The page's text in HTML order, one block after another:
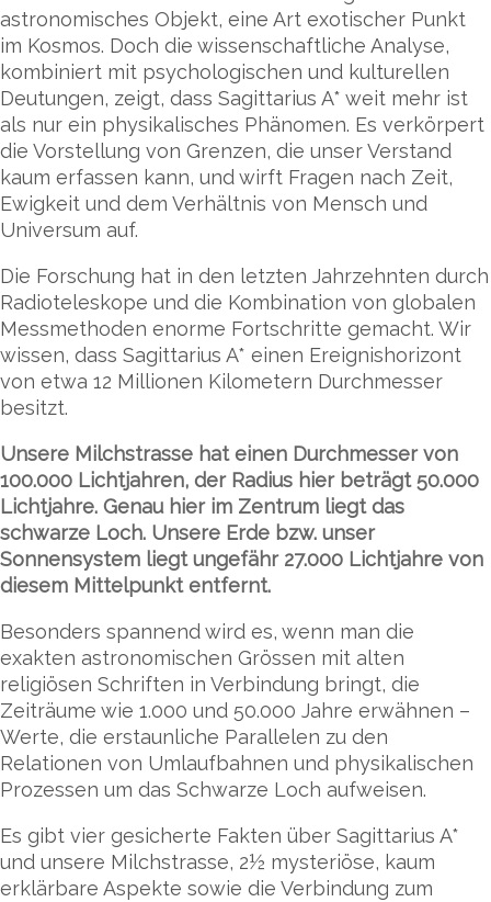
astronomisches Objekt, eine Art exotischer Punkt
im Kosmos. Doch die wissenschaftliche Analyse,
kombiniert mit psychologischen und kulturellen
Deutungen, zeigt, dass Sagittarius A* weit mehr ist
als nur ein physikalisches Phänomen. Es verkörpert
die Vorstellung von Grenzen, die unser Verstand
kaum erfassen kann, und wirft Fragen nach Zeit,
Ewigkeit und dem Verhältnis von Mensch und
Universum auf.
Die Forschung hat in den letzten Jahrzehnten durch
Radioteleskope und die Kombination von globalen
Messmethoden enorme Fortschritte gemacht. Wir
wissen, dass Sagittarius A* einen Ereignishorizont
von etwa 12 Millionen Kilometern Durchmesser
besitzt.
Unsere Milchstrasse hat einen Durchmesser von
100.000 Lichtjahren, der Radius hier beträgt 50.000
Lichtjahre. Genau hier im Zentrum liegt das
schwarze Loch. Unsere Erde bzw. unser
Sonnensystem liegt ungefähr 27.000 Lichtjahre von
diesem Mittelpunkt entfernt.
Besonders spannend wird es, wenn man die
exakten astronomischen Grössen mit alten
religiösen Schriften in Verbindung bringt, die
Zeiträume wie 1.000 und 50.000 Jahre erwähnen –
Werte, die erstaunliche Parallelen zu den
Relationen von Umlaufbahnen und physikalischen
Prozessen um das Schwarze Loch aufweisen.
Es gibt vier gesicherte Fakten über Sagittarius A*
und unsere Milchstrasse, 2½ mysteriöse, kaum
erklärbare Aspekte sowie die Verbindung zum